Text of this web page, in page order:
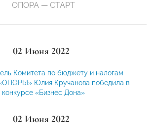
ОПОРА — СТАРТ
02 Июня 2022
Комитета по бюджету и налогам
Юлия Кручанова победила в
конкурсе «Бизнес Дона»
02 Июня 2022